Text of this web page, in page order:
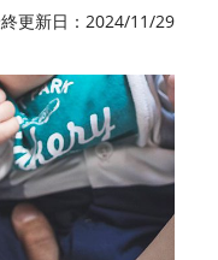
更新日：2024/11/29